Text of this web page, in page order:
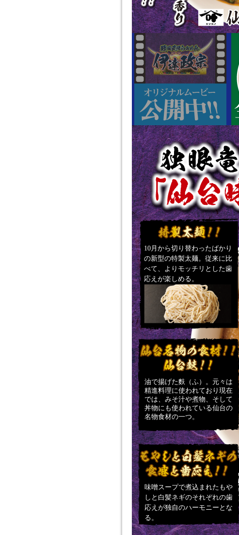
10月から切り替わったばかり
の新型の特製太麺。従来に比
べて、よりモッチリとした歯
応えが楽しめる。
油で揚げた麩（ふ）。元々は
精進料理に使われており現在
では、みそ汁や煮物、そして
丼物にも使われている仙台の
名物食材の一つ。
味噌スープで煮込まれたもや
しと白髪ネギのそれぞれの歯
応えが独自のハーモニーとな
る。